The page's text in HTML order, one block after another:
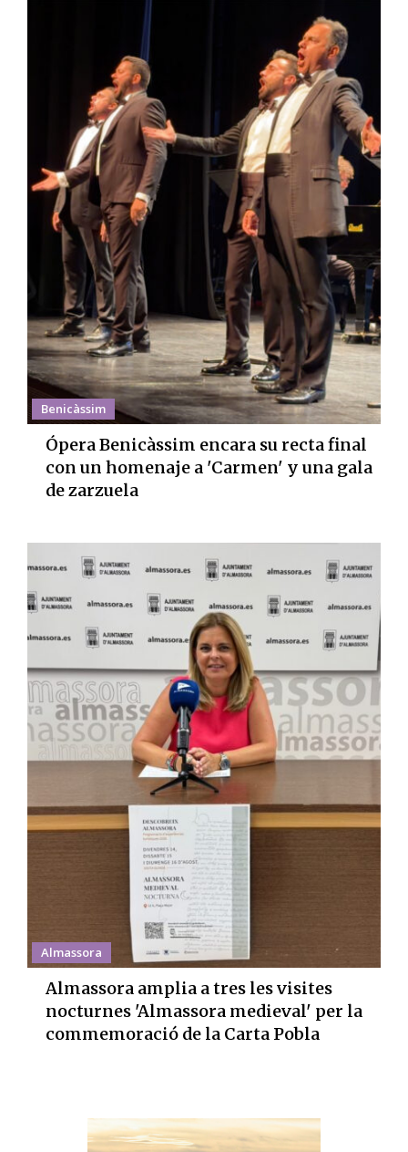
Benicàssim
Ópera Benicàssim encara su recta final
con un homenaje a 'Carmen' y una gala
de zarzuela
Almassora
Almassora amplia a tres les visites
nocturnes 'Almassora medieval' per la
commemoració de la Carta Pobla